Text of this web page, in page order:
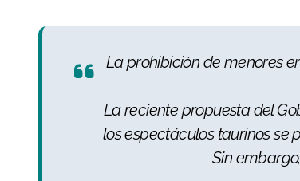
La prohibición de menores
La reciente propuesta del
los espectáculos taurinos se
Sin